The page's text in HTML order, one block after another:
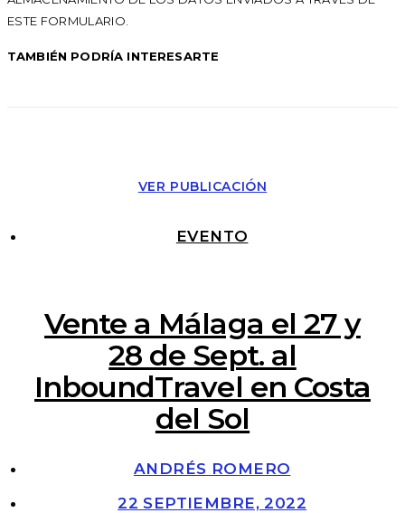
ESTE FORMULARIO.
TAMBIÉN PODRÍA INTERESARTE
VER PUBLICACIÓN
EVENTO
Vente a Málaga el 27 y
28 de Sept. al
InboundTravel en Costa
del Sol
ANDRÉS ROMERO
22 SEPTIEMBRE, 2022